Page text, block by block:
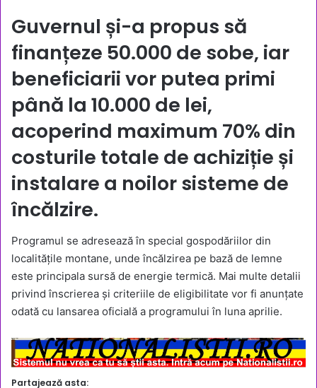
Guvernul și-a propus să
finanțeze 50.000 de sobe, iar
beneficiarii vor putea primi
până la 10.000 de lei,
acoperind maximum 70% din
costurile totale de achiziție și
instalare a noilor sisteme de
încălzire.
Programul se adresează în special gospodăriilor din
localitățile montane, unde încălzirea pe bază de lemne
este principala sursă de energie termică. Mai multe detalii
privind înscrierea și criteriile de eligibilitate vor fi anunțate
odată cu lansarea oficială a programului în luna aprilie.
Partajează asta: